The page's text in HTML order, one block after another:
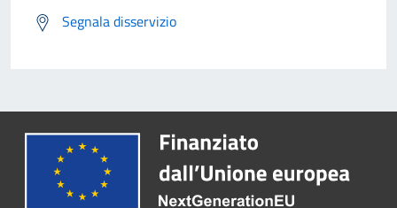
Segnala disservizio